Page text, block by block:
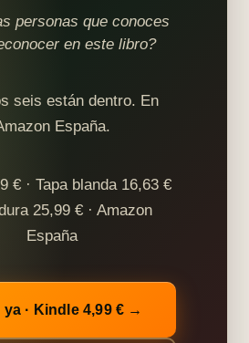
personas que conoces
en este libro?
seis están dentro. En
España.
€ · Tapa blanda 16,63 €
25,99 € · Amazon
España
ya · Kindle 4,99 € →